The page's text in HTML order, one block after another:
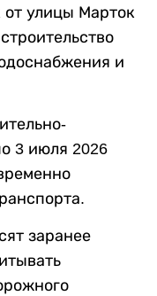
от улицы Марток
и
3 июля 2026
заранее